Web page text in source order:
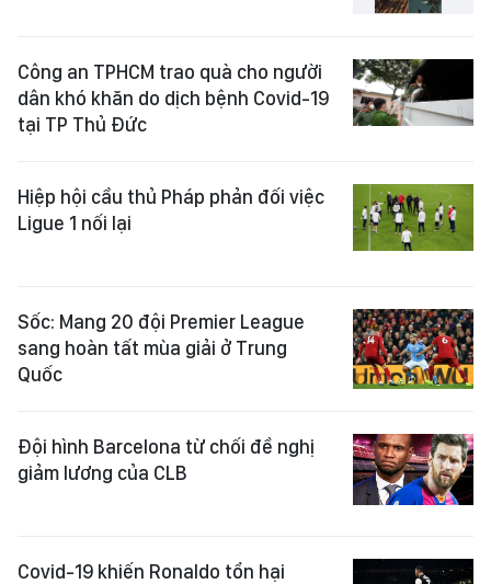
Công an TPHCM trao quà cho người
dân khó khăn do dịch bệnh Covid-19
tại TP Thủ Đức
Hiệp hội cầu thủ Pháp phản đối việc
Ligue 1 nối lại
Sốc: Mang 20 đội Premier League
sang hoàn tất mùa giải ở Trung
Quốc
Đội hình Barcelona từ chối đề nghị
giảm lương của CLB
Covid-19 khiến Ronaldo tổn hại